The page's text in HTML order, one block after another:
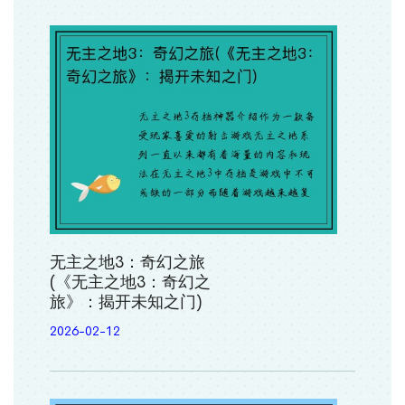
无主之地3：奇幻之旅
(《无主之地3：奇幻之
旅》：揭开未知之门)
2026-02-12